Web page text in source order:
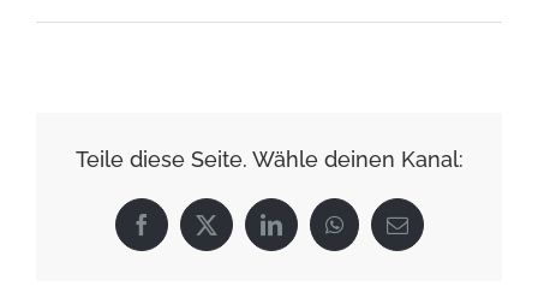
Teile diese Seite. Wähle deinen Kanal:
Facebook
X LinkedInWhatsApp
E-
Mail